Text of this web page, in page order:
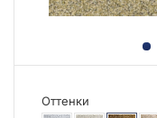
Оттенки